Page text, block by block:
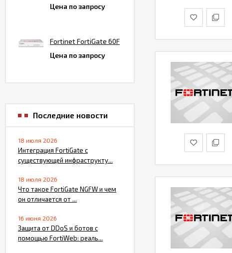
Цена по запросу
Fortinet FortiGate 60F
Цена по запросу
Последние новости
18 июля 2026
Интеграция FortiGate с
существующей инфраструкту...
18 июля 2026
Что такое FortiGate NGFW и чем
он отличается от ...
16 июня 2026
Защита от DDoS и ботов с
помощью FortiWeb: реаль...